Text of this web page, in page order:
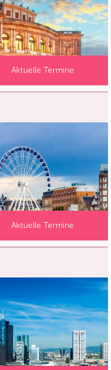
Aktuelle Termine
Aktuelle Termine